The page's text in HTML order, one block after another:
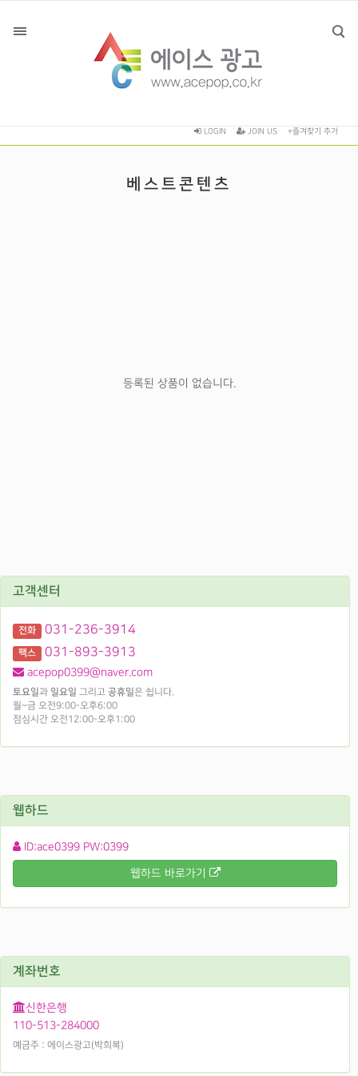
LOGIN JOIN US +즐겨찾기 추가
베스트콘텐츠
등록된 상품이 없습니다.
고객센터
전화 031-236-3914
팩스 031-893-3913
acepop0399@naver.com
토요일과 일요일 그리고 공휴일은 쉽니다.
월~금 오전9:00-오후6:00
점심시간 오전12:00-오후1:00
웹하드
ID:ace0399 PW:0399
웹하드 바로가기
계좌번호
신한은행
110-513-284000
예금주 : 에이스광고(박희복)